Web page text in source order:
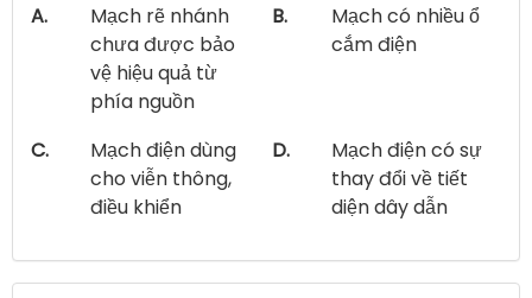
A.
Mạch rẽ nhánh
chưa được bảo
vệ hiệu quả từ
phía nguồn
B.
Mạch có nhiều ổ
cắm điện
C.
Mạch điện dùng
cho viễn thông,
điều khiển
D.
Mạch điện có sự
thay đổi về tiết
diện dây dẫn